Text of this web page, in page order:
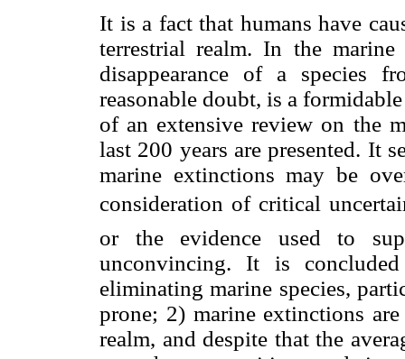
It is a fact that humans have
terrestrial realm. In the marine
disappearance of a species
reasonable doubt, is a
of an extensive review on the
last 200 years are presented. It
marine extinctions may be
consideration of critical
or the evidence used to
unconvincing. It is
eliminating marine species,
prone; 2) marine extinctions
realm, and despite that the